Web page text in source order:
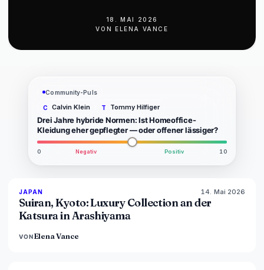
18. MAI 2026
VON ELENA VANCE
Community-Puls
C Calvin Klein T Tommy Hilfiger
Drei Jahre hybride Normen: Ist Homeoffice-
Kleidung eher gepflegter — oder offener lässiger?
0 Negativ Positiv 10
93% 44
JAPAN 14. Mai 2026
Suiran, Kyoto: Luxury Collection an der
Katsura in Arashiyama
VONElena Vance